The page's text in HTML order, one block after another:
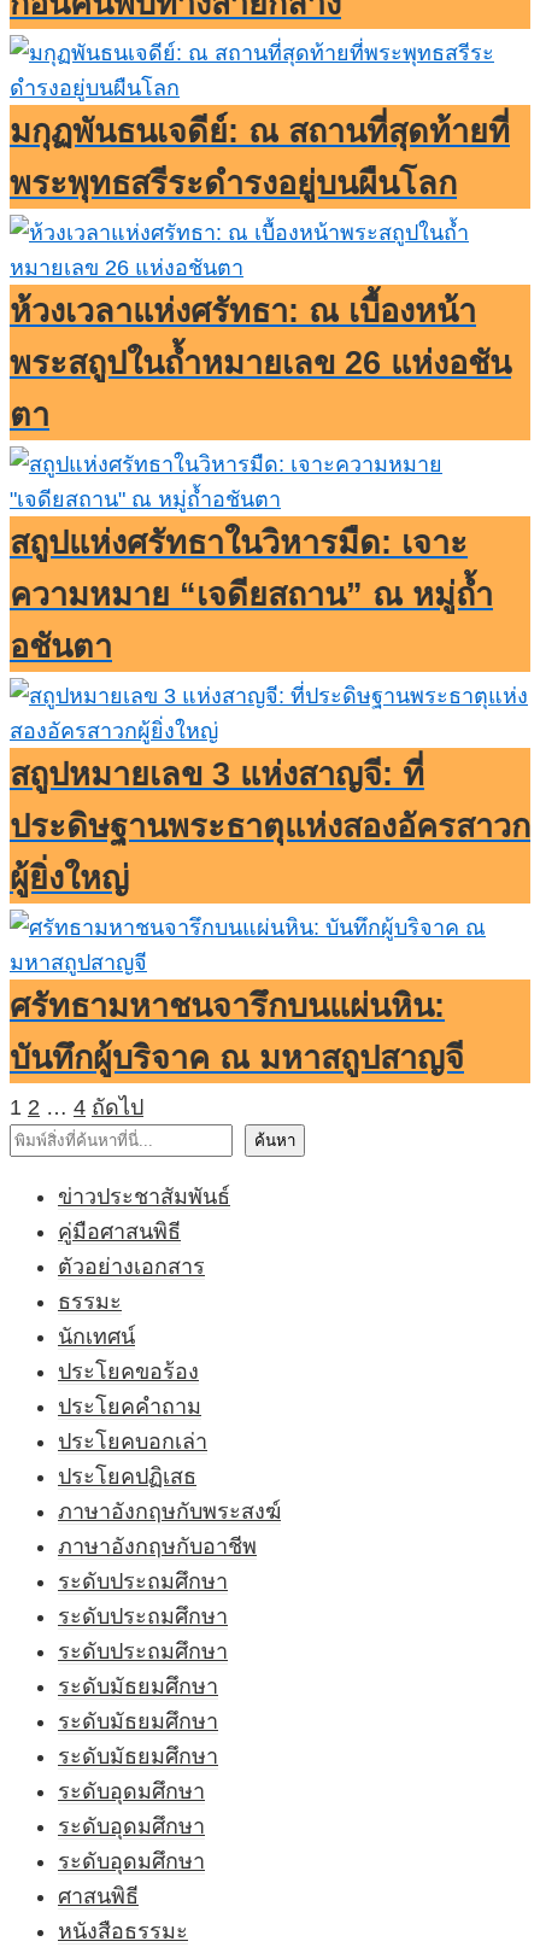
มกุฏพันธนเจดีย์: ณ สถานที่สุดท้ายที่
พระพุทธสรีระดำรงอยู่บนผืนโลก
ห้วงเวลาแห่งศรัทธา: ณ เบื้องหน้า
พระสถูปในถ้ำหมายเลข 26 แห่งอชัน
ตา
สถูปแห่งศรัทธาในวิหารมืด: เจาะ
ความหมาย “เจดียสถาน” ณ หมู่ถ้ำ
อชันตา
สถูปหมายเลข 3 แห่งสาญจี: ที่
ประดิษฐานพระธาตุแห่งสองอัครสาวก
ผู้ยิ่งใหญ่
ศรัทธามหาชนจารึกบนแผ่นหิน:
บันทึกผู้บริจาค ณ มหาสถูปสาญจี
Posts
pagination
1 2 … 4 ถัดไป
ค้นหา
ค้นหา
ข่าวประชาสัมพันธ์
คู่มือศาสนพิธี
ตัวอย่างเอกสาร
ธรรมะ
นักเทศน์
ประโยคขอร้อง
ประโยคคำถาม
ประโยคบอกเล่า
ประโยคปฏิเสธ
ภาษาอังกฤษกับพระสงฆ์
ภาษาอังกฤษกับอาชีพ
ระดับประถมศึกษา
ระดับประถมศึกษา
ระดับประถมศึกษา
ระดับมัธยมศึกษา
ระดับมัธยมศึกษา
ระดับมัธยมศึกษา
ระดับอุดมศึกษา
ระดับอุดมศึกษา
ระดับอุดมศึกษา
ศาสนพิธี
หนังสือธรรมะ